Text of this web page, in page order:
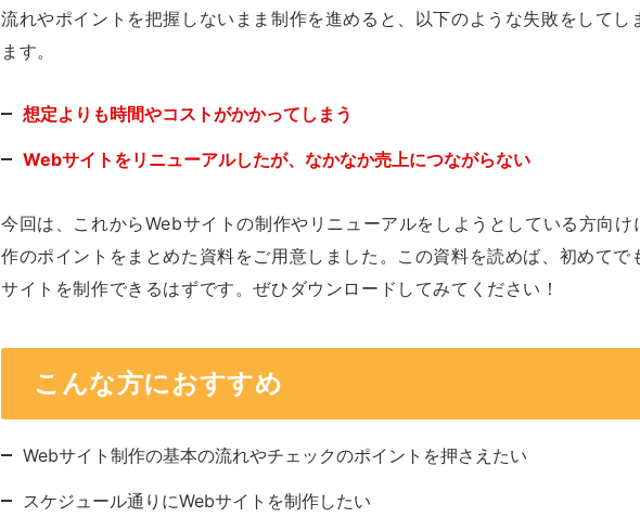
流れやポイントを把握しないまま制作を進めると、以下のような失敗をしてし
ます。
想定よりも時間やコストがかかってしまう
Webサイトをリニューアルしたが、なかなか売上につながらない
今回は、これからWebサイトの制作やリニューアルをしようとしている方向
作のポイントをまとめた資料をご用意しました。この資料を読めば、初めてで
サイトを制作できるはずです。ぜひダウンロードしてみてください！
こんな方におすすめ
Webサイト制作の基本の流れやチェックのポイントを押さえたい
スケジュール通りにWebサイトを制作したい